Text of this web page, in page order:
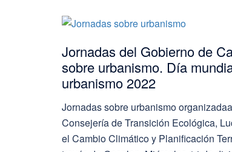
Jornadas del Gobierno de
sobre urbanismo. Día
urbanismo 2022
Jornadas sobre urbanismo
Consejería de Transición Ecológica,
el Cambio Climático y Planificación